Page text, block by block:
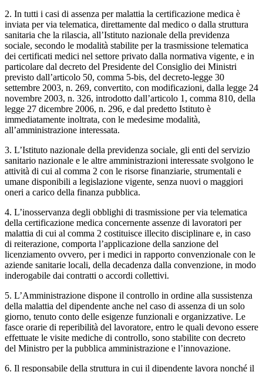
2. In tutti i casi di assenza per malattia la certificazione medica è
inviata per via telematica, direttamente dal medico o dalla struttura
sanitaria che la rilascia, all’Istituto nazionale della previdenza
sociale, secondo le modalità stabilite per la trasmissione telematica
dei certificati medici nel settore privato dalla normativa vigente, e in
particolare dal decreto del Presidente del Consiglio dei Ministri
previsto dall’articolo 50, comma 5-bis, del decreto-legge 30
settembre 2003, n. 269, convertito, con modificazioni, dalla legge 24
novembre 2003, n. 326, introdotto dall’articolo 1, comma 810, della
legge 27 dicembre 2006, n. 296, e dal predetto Istituto è
immediatamente inoltrata, con le medesime modalità,
all’amministrazione interessata.
3. L’Istituto nazionale della previdenza sociale, gli enti del servizio
sanitario nazionale e le altre amministrazioni interessate svolgono le
attività di cui al comma 2 con le risorse finanziarie, strumentali e
umane disponibili a legislazione vigente, senza nuovi o maggiori
oneri a carico della finanza pubblica.
4. L’inosservanza degli obblighi di trasmissione per via telematica
della certificazione medica concernente assenze di lavoratori per
malattia di cui al comma 2 costituisce illecito disciplinare e, in caso
di reiterazione, comporta l’applicazione della sanzione del
licenziamento ovvero, per i medici in rapporto convenzionale con le
aziende sanitarie locali, della decadenza dalla convenzione, in modo
inderogabile dai contratti o accordi collettivi.
5. L’Amministrazione dispone il controllo in ordine alla sussistenza
della malattia del dipendente anche nel caso di assenza di un solo
giorno, tenuto conto delle esigenze funzionali e organizzative. Le
fasce orarie di reperibilità del lavoratore, entro le quali devono essere
effettuate le visite mediche di controllo, sono stabilite con decreto
del Ministro per la pubblica amministrazione e l’innovazione.
6. Il responsabile della struttura in cui il dipendente lavora nonché il